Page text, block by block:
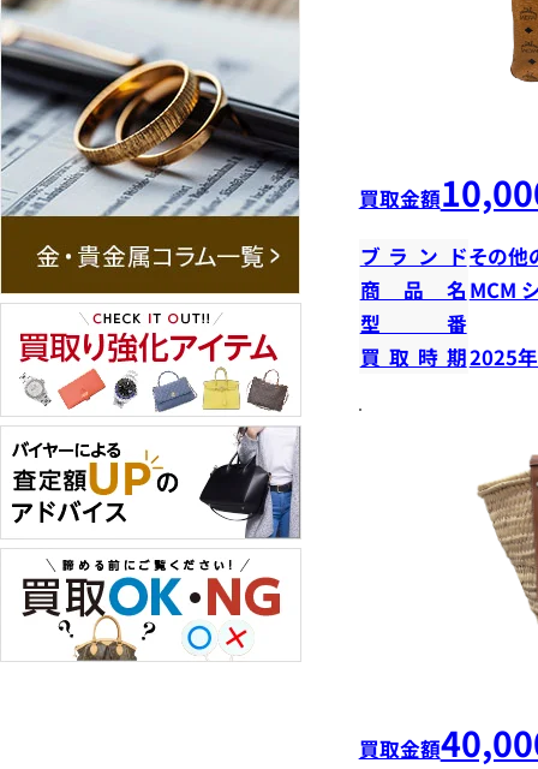
買取金額
ブランドその他
商品名 MCM
型番
買取時期2025
買取金額